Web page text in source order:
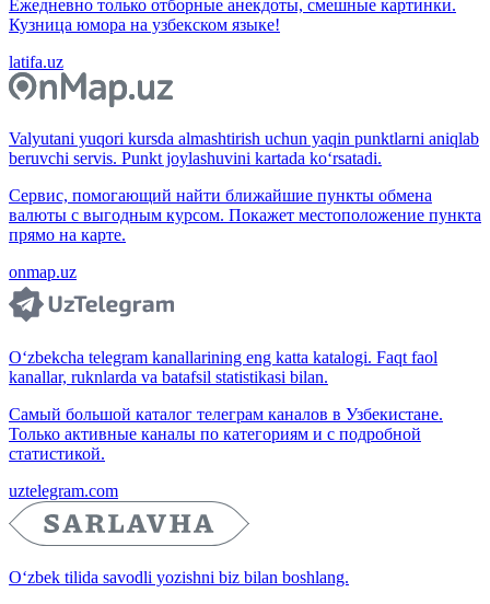
Ежедневно только отборные анекдоты, смешные картинки.
Кузница юмора на узбекском языке!
latifa.uz
Valyutani yuqori kursda almashtirish uchun yaqin punktlarni aniqlab
beruvchi servis. Punkt joylashuvini kartada ko‘rsatadi.
Сервис, помогающий найти ближайшие пункты обмена
валюты с выгодным курсом. Покажет местоположение пункта
прямо на карте.
onmap.uz
O‘zbekcha telegram kanallarining eng katta katalogi. Faqt faol
kanallar, ruknlarda va batafsil statistikasi bilan.
Самый большой каталог телеграм каналов в Узбекистане.
Только активные каналы по категориям и с подробной
статистикой.
uztelegram.com
O‘zbek tilida savodli yozishni biz bilan boshlang.